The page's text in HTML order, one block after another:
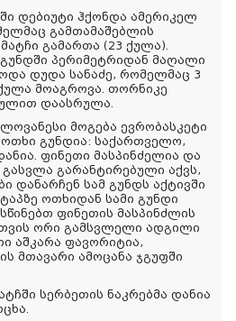
დებიუტი ჰქონდა ამერიკელ
გამთამაშებლის
გამართა (23 ქულა).
პერიმეტრიდან მაღალი
დუდა სანაძე, რომელმაც 3
მოაგროვა. თორნიკე
დაასრულა.
მოგება ევრობასკეტი
ოთხი გუნდია: საქართველო,
ფინეთი მასპინძელია და
გასვლა გარანტირებული აქვს,
დანარჩენ სამ გუნდს აქტივში
ოთხიდან სამი გუნდი
ფინეთის მასპინძლის
ორი გამსვლელი ადგილი
აშკარა ფავორიტია,
მთავარი ამოცანა ჯგუფში
სერბეთის ნაკრებმა დანია